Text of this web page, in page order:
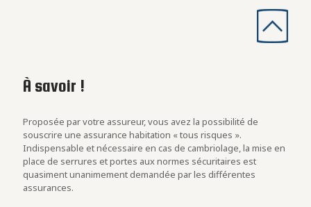
À savoir !
Proposée par votre assureur, vous avez la possibilité de
souscrire une assurance habitation « tous risques ».
Indispensable et nécessaire en cas de cambriolage, la mise en
place de serrures et portes aux normes sécuritaires est
quasiment unanimement demandée par les différentes
assurances.